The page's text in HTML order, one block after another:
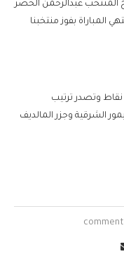
جناح المنتخب عبدالرحمن الخضر
بهدف ثالث في الدقيقة ٧٠، لتنتهي المباراة بفوز منتخبنا
نقاط وتصدر ترتيب
الشرقية وجزر المالديف